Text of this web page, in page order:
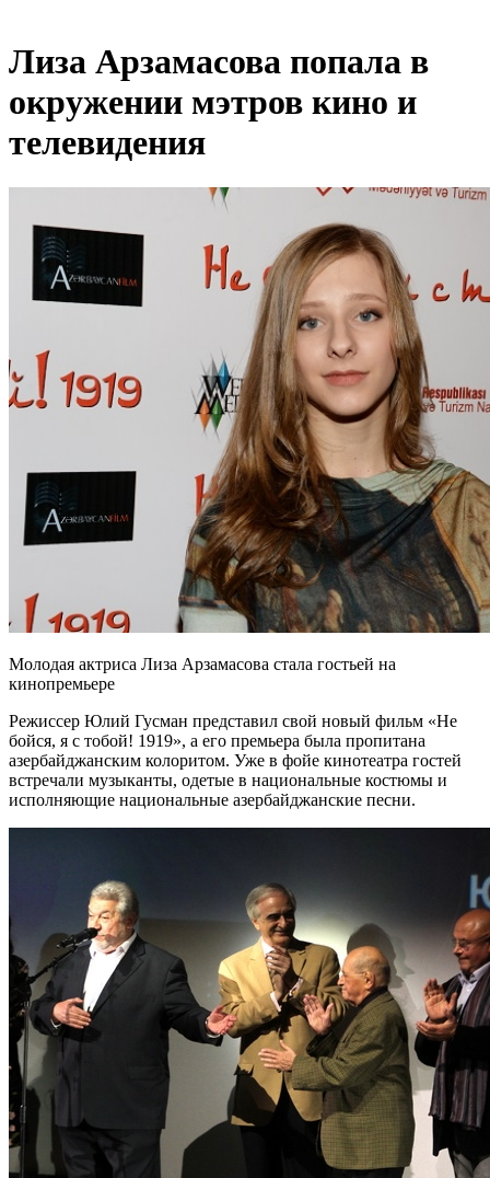
Лиза Арзамасова попала в
окружении мэтров кино и
телевидения
Молодая актриса Лиза Арзамасова стала гостьей на
кинопремьере
Режиссер Юлий Гусман представил свой новый фильм «Не
бойся, я с тобой! 1919», а его премьера была пропитана
азербайджанским колоритом. Уже в фойе кинотеатра гостей
встречали музыканты, одетые в национальные костюмы и
исполняющие национальные азербайджанские песни.